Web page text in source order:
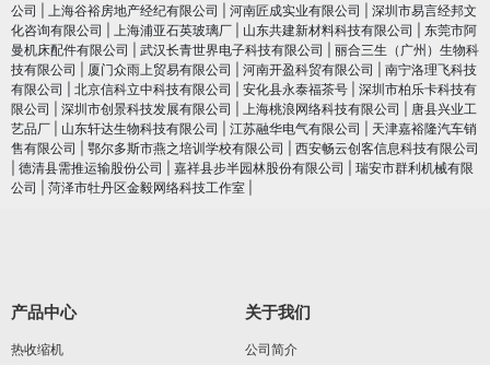
公司
上海谷裕房地产经纪有限公司 河南匠成实业有限公司
深圳市易言经邦文
化咨询有限公司
上海浦亚石英玻璃厂 山东共建新材料科技有限公司
东莞市阿
曼机床配件有限公司
武汉长青世界电子科技有限公司
丽合三生（广州）生物科
技有限公司
厦门众雨上贸易有限公司 河南开盈科贸有限公司
南宁洛理飞科技
有限公司
北京信科立中科技有限公司 安化县永泰福茶号
深圳市柏乐卡科技有
限公司
深圳市创景科技发展有限公司 上海桃浪网络科技有限公司
唐县兴业工
艺品厂
山东轩达生物科技有限公司 江苏融华电气有限公司
天津嘉裕隆汽车销
售有限公司
鄂尔多斯市燕之培训学校有限公司
西安畅云创客信息科技有限公司
德清县需推运输股份公司 嘉祥县步半园林股份有限公司
瑞安市群利机械有限
公司
菏泽市牡丹区金毅网络科技工作室
产品中心
热收缩机
关于我们
公司简介